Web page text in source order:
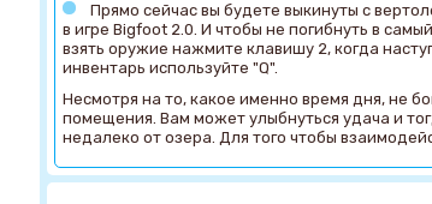
Прямо сейчас вы будете выкинуты с
в игре Bigfoot 2.0. И чтобы не погибнуть в
взять оружие нажмите клавишу 2, когда
инвентарь используйте "Q".
Несмотря на то, какое именно время дня, не
помещения. Вам может улыбнуться удача и
недалеко от озера. Для того чтобы